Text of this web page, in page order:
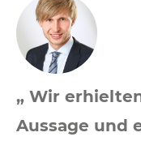
„ Wir
Aussage und